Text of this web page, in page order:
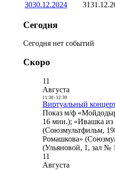
3030.12.2024 31
Сегодня
Сегодня нет событий
Скоро
11
Августа
11:30- 12:30
Виртуальный
Показ м/ф
16 мин.); «Ивашка из
(Союзмультфильм,
Ромашкова»
(Ульяновой, 1, зал №
11
Августа